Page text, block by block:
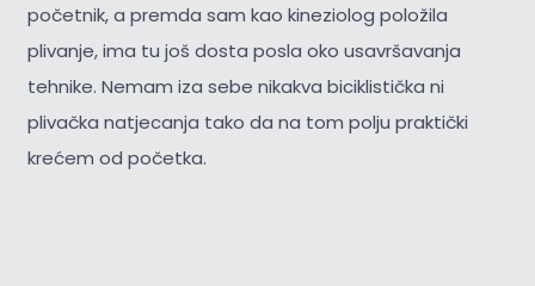
početnik, a premda sam kao kineziolog položila
plivanje, ima tu još dosta posla oko usavršavanja
tehnike. Nemam iza sebe nikakva biciklistička ni
plivačka natjecanja tako da na tom polju praktički
krećem od početka.